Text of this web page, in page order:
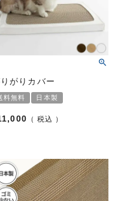
がりカバー
料無料 日本製
税込